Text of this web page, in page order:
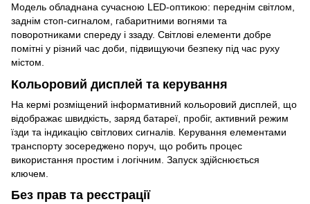
Модель обладнана сучасною LED-оптикою: переднім світлом,
заднім стоп-сигналом, габаритними вогнями та
поворотниками спереду і ззаду. Світлові елементи добре
помітні у різний час доби, підвищуючи безпеку під час руху
містом.
Кольоровий дисплей та керування
На кермі розміщений інформативний кольоровий дисплей, що
відображає швидкість, заряд батареї, пробіг, активний режим
їзди та індикацію світлових сигналів. Керування елементами
транспорту зосереджено поруч, що робить процес
використання простим і логічним. Запуск здійснюється
ключем.
Без прав та реєстрації